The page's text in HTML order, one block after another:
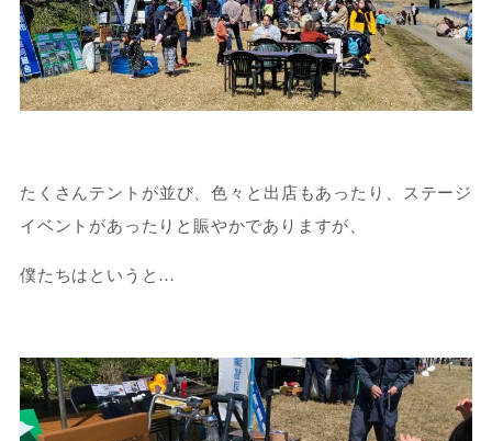
たくさんテントが並び、色々と出店もあったり、ステージ
イベントがあったりと賑やかでありますが、
僕たちはというと…